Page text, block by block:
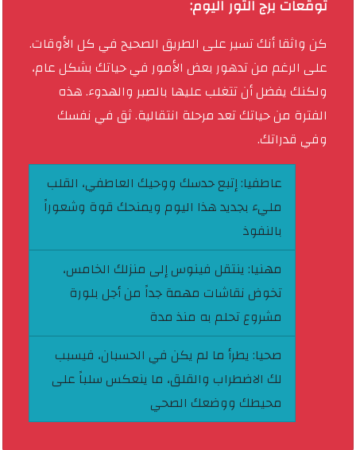
توقعات برج الثور اليوم:
كن واثقا أنك تسير على الطريق الصحيح في كل الأوقات.
على الرغم من تدهور بعض الأمور في حياتك بشكل عام،
ولكنك يفضل أن تتغلب عليها بالصبر والهدوء. هذه
الفترة من حياتك تعد مرحلة انتقالية. ثق في نفسك
وفي قدراتك.
عاطفيا:إتبع حدسك ووحيك العاطفي، القلب
مليء بجديد هذا اليوم ويمنحك قوة وشعوراً
بالنفوذ
مهنيا:ينتقل فينوس إلى منزلك الخامس،
تخوض نقاشات مهمة جداً من أجل بلورة
مشروع تحلم به منذ مدة
صحيا:يطرأ ما لم يكن في الحسبان، فيسبب
لك الاضطراب والقلق، ما ينعكس سلباً على
محيطك ووضعك الصحي